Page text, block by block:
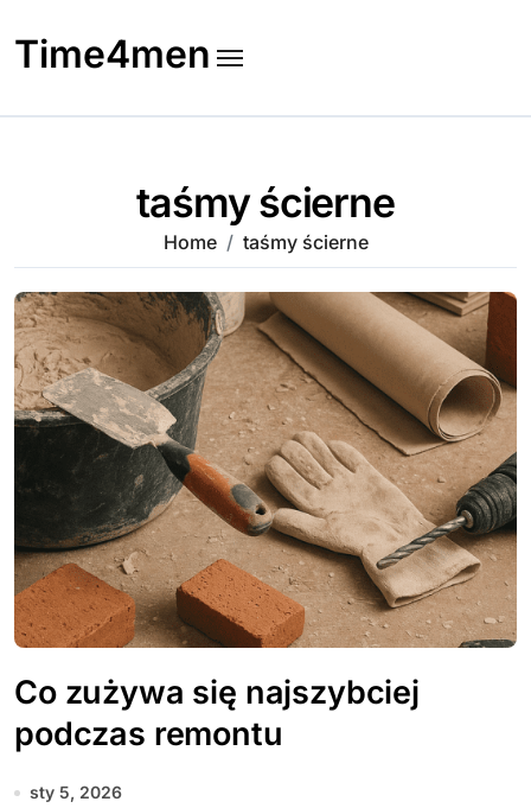
to
content
Time4men
taśmy ścierne
Home taśmy ścierne
Co zużywa się najszybciej
podczas remontu
sty 5, 2026